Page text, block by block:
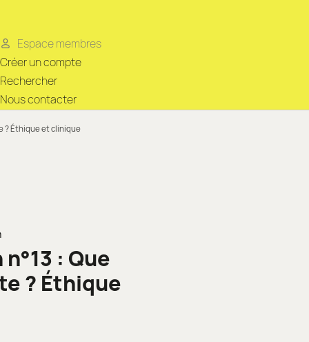
Espace membres
Créer un compte
Rechercher
Nous contacter
? Éthique et clinique
: Que
? Éthique